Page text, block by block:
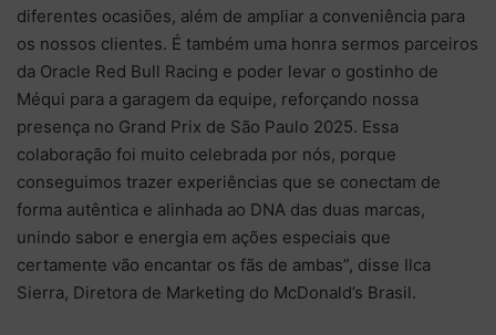
diferentes ocasiões, além de ampliar a conveniência para
os nossos clientes. É também uma honra sermos parceiros
da Oracle Red Bull Racing e poder levar o gostinho de
Méqui para a garagem da equipe, reforçando nossa
presença no Grand Prix de São Paulo 2025. Essa
colaboração foi muito celebrada por nós, porque
conseguimos trazer experiências que se conectam de
forma autêntica e alinhada ao DNA das duas marcas,
unindo sabor e energia em ações especiais que
certamente vão encantar os fãs de ambas”, disse Ilca
Sierra, Diretora de Marketing do McDonald’s Brasil.